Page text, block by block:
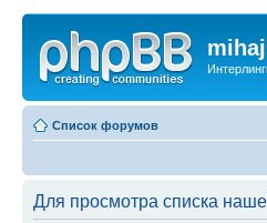
Список форумов
Для просмотра списка